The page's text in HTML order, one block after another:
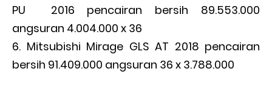
PU 2016 pencairan bersih 89.553.000
angsuran 4.004.000 x 36
Mitsubishi Mirage GLS AT 2018 pencairan
bersih 91.409.000 angsuran 36 x 3.788.000